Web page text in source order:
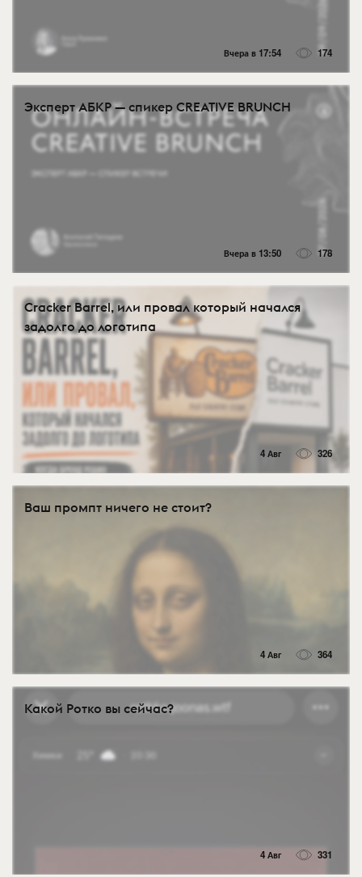
Вчера в 17:54 174
Эксперт АБКР — спикер CREATIVE BRUNCH
Вчера в 13:50 178
Cracker Barrel, или провал который начался
задолго до логотипа
4 Авг 326
Ваш промпт ничего не стоит?
4 Авг 364
Какой Ротко вы сейчас?
4 Авг 331